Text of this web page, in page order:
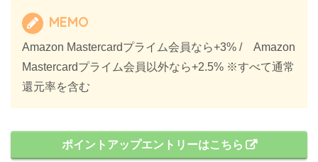
MEMO
Amazon Mastercardプライム会員なら+3% / Amazon
Mastercardプライム会員以外なら+2.5% ※すべて通常
還元率を含む
ポイントアップエントリーはこちら